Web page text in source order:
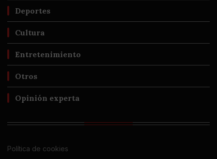
Deportes
Cultura
Entretenimiento
Otros
Opinión experta
Política de cookies